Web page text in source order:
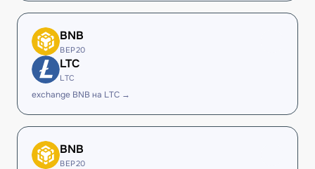
BNB
BEP20
LTC
LTC
exchange BNB на LTC →
BNB
BEP20